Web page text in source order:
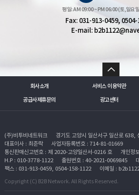
평일: AM 09:00 ~ PM 06:00 (토,일요
Fax: 031-913-0459,
E-mail:
회사소개 서비스 이용약관
공급사제휴문의 광고센터
(주)비투비네트워크
경기도 고양시 일산서구 일산로 638,
대표이사 : 최준락
사업자등록번호 : 714-81-01669
통신판매신고번호 : 제 2020-고양일산서-0216 호
개인정
H.P : 010-3778-1122
출원번호 : 40-2021-0069845
팩스 : 031-913-0459, 0504-158-1122
이메일 :
Copyright (C) B2B Network. All Rights Reserved.